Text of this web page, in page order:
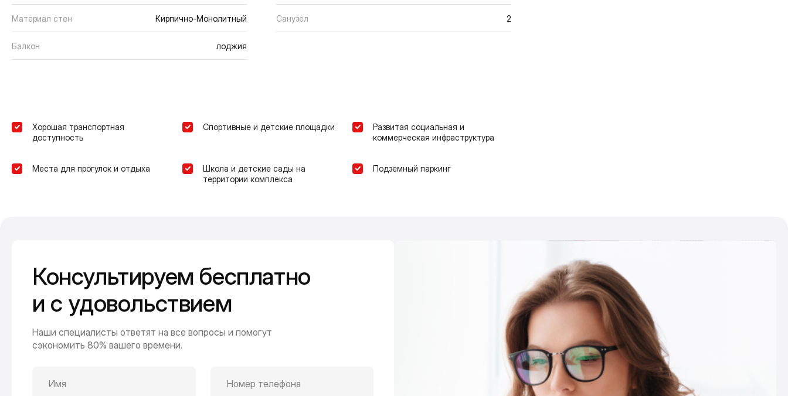
Материал стен Кирпично-Монолитный Санузел 2
Балкон лоджия
Хорошая транспортная
доступность
Спортивные и детские площадки
Развитая социальная и
коммерческая инфраструктура
Места для прогулок и отдыха
Школа и детские сады на
территории комплекса
Подземный паркинг
Консультируем бесплатно
и с удовольствием
Наши специалисты ответят на все вопросы и помогут
сэкономить 80% вашего времени.
Имя Номер телефона